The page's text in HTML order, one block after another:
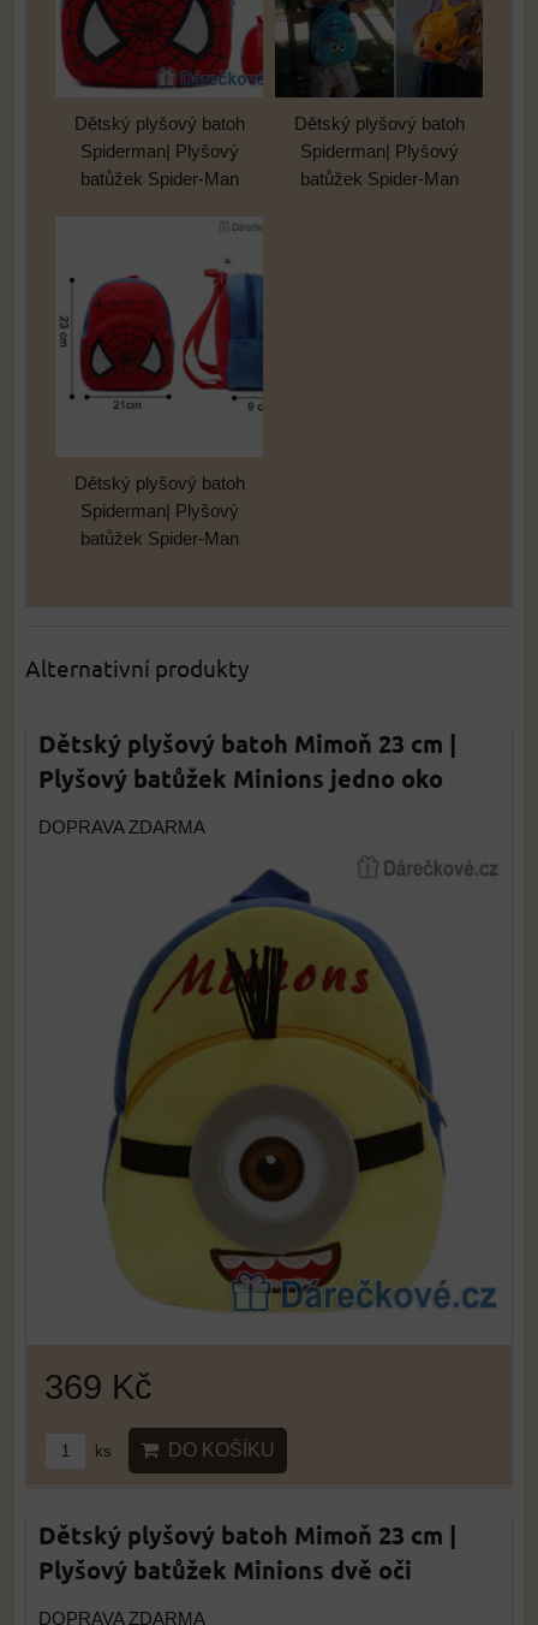
Dětský plyšový batoh
Spiderman| Plyšový
batůžek Spider-Man
Dětský plyšový batoh
Spiderman| Plyšový
batůžek Spider-Man
Dětský plyšový batoh
Spiderman| Plyšový
batůžek Spider-Man
Alternativní produkty
Dětský plyšový batoh Mimoň 23 cm |
Plyšový batůžek Minions jedno oko
DOPRAVA ZDARMA
369 Kč
ks DO KOŠÍKU
Dětský plyšový batoh Mimoň 23 cm |
Plyšový batůžek Minions dvě oči
DOPRAVA ZDARMA